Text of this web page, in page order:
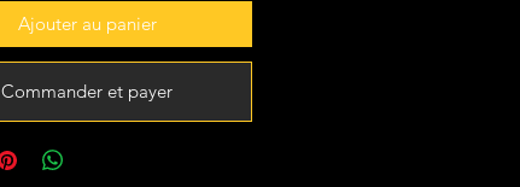
Ajouter au panier
Commander et payer